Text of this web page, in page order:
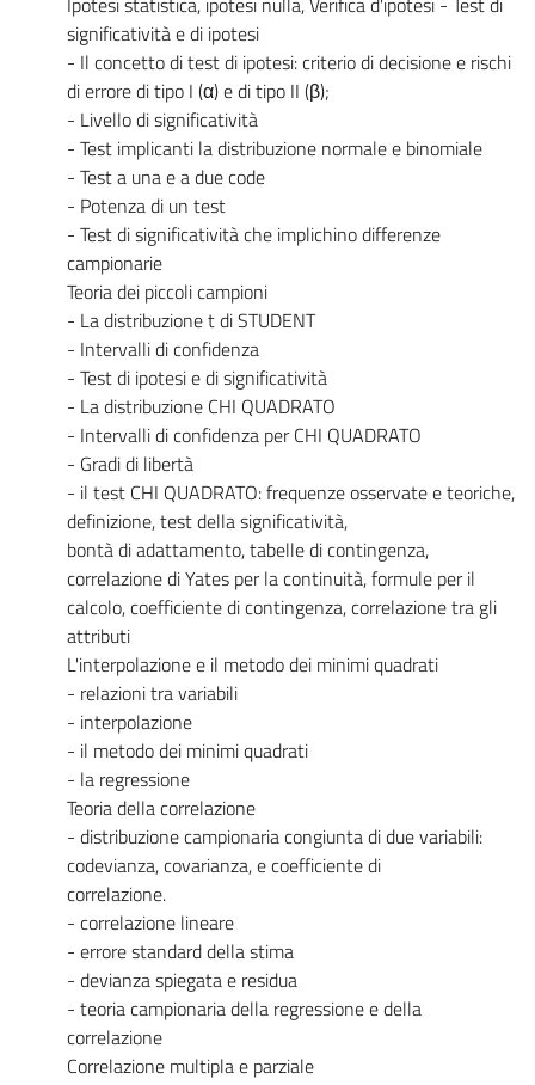
significatività e di ipotesi
- Il concetto di test di ipotesi: criterio di decisione e rischi
di errore di tipo I (α) e di tipo II (β);
- Livello di significatività
- Test implicanti la distribuzione normale e binomiale
- Test a una e a due code
- Potenza di un test
- Test di significatività che implichino differenze
campionarie
Teoria dei piccoli campioni
- La distribuzione t di STUDENT
- Intervalli di confidenza
- Test di ipotesi e di significatività
- La distribuzione CHI QUADRATO
- Intervalli di confidenza per CHI QUADRATO
- Gradi di libertà
- il test CHI QUADRATO: frequenze osservate e teoriche,
definizione, test della significatività,
bontà di adattamento, tabelle di contingenza,
correlazione di Yates per la continuità, formule per il
calcolo, coefficiente di contingenza, correlazione tra gli
attributi
L'interpolazione e il metodo dei minimi quadrati
- relazioni tra variabili
- interpolazione
- il metodo dei minimi quadrati
- la regressione
Teoria della correlazione
- distribuzione campionaria congiunta di due variabili:
codevianza, covarianza, e coefficiente di
correlazione.
- correlazione lineare
- errore standard della stima
- devianza spiegata e residua
- teoria campionaria della regressione e della
correlazione
Correlazione multipla e parziale